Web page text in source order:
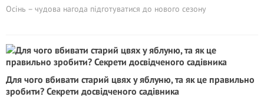
Осінь – чудова нагода підготуватися до нового сезону
Для чого вбивати старий цвях у яблуню, та як це правильно
зробити? Секрети досвідченого садівника